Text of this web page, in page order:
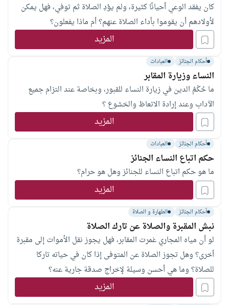
كان يفقد الوعي أحيانًا كثيرة، ولم يؤدِ الصلاة ثم توفي، فهل يمكن
لأولادهم أن يقوموا بأداء الصلاة عنهم؟ أم ماذا يفعلون؟
المزيد
أحكام الجنائز العبادات
النساء وزيارة المقابر
ما حُكْمُ الدين في زيارة النساء للقبور، وبخاصة عند التزام جميع
الآداب وعند إرادة الاتعاظ والخشوع ؟
المزيد
أحكام الجنائز العبادات
حكم اتباع النساء الجنائز
ما هو حكم اتباع النساء للجنائز وهل هو حرام؟
المزيد
أحكام الجنائز الطهارة و الصلاة
نبش المقبرة والصلاة عن تارك الصلاة
لو أن مياه المجاري غمرت المقابر، فهل يجوز نقل الأموات إلى مقبرة
أخرى؟ وهل تجوز الصلاة عن المتوفى إذا كان في حياته تاركا
للصلاة؟ وما هي أحسن وسيلة لإخراج صدقة جارية عنه؟
المزيد